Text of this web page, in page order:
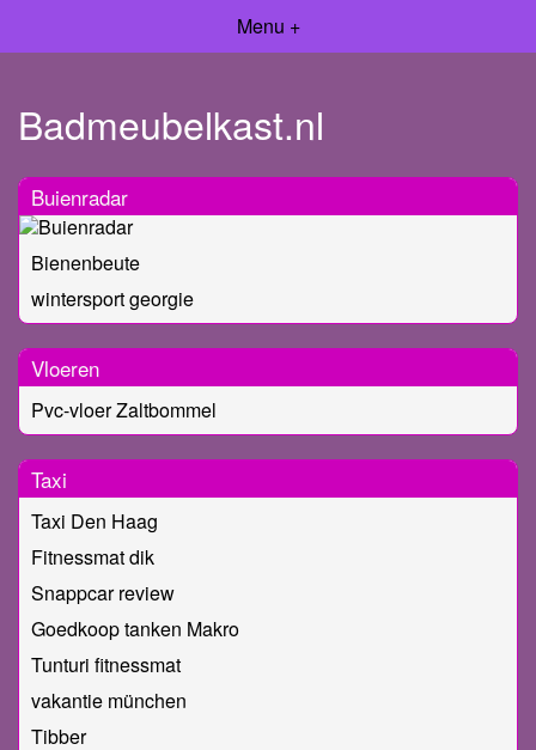
Menu +
Badmeubelkast.nl
Buienradar
Bienenbeute
wintersport georgie
Vloeren
Pvc-vloer Zaltbommel
Taxi
Taxi Den Haag
Fitnessmat dik
Snappcar review
Goedkoop tanken Makro
Tunturi fitnessmat
vakantie münchen
Tibber